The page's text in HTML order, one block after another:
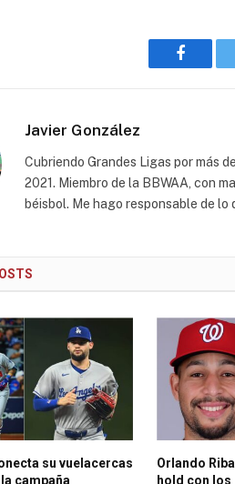
Javier González
Cubriendo Grandes Ligas por más
2021. Miembro de la BBWAA, con
béisbol. Me hago responsable de lo
su vuelacercas
campaña
Orlando
hold con